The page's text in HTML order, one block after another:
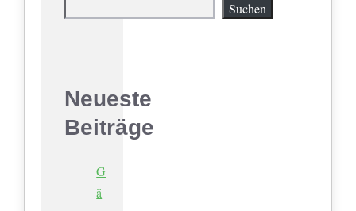
Suchen
Neueste
Beiträge
G
ä